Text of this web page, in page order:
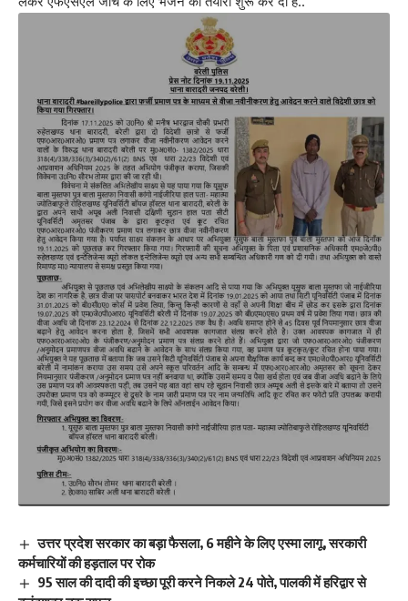
उत्तर प्रदेश सरकार का बड़ा फैसला, 6 महीने के लिए एस्मा लागू, सरकारी
कर्मचारियों की हड़ताल पर रोक
95 साल की दादी की इच्छा पूरी करने निकले 24 पोते, पालकी में हरिद्वार से